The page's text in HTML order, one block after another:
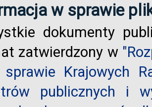
w sprawie
dokumenty
zatwierdzony w
Krajowych
publicznych i